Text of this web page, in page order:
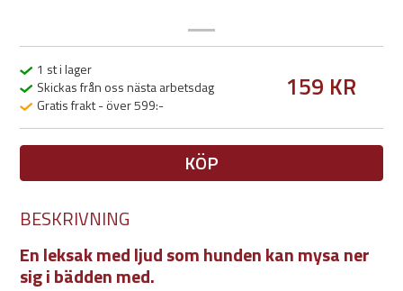
1 st i lager
Skickas från oss nästa arbetsdag
Gratis frakt - över 599:-
159 KR
KÖP
BESKRIVNING
En leksak med ljud som hunden kan mysa ner
sig i bädden med.